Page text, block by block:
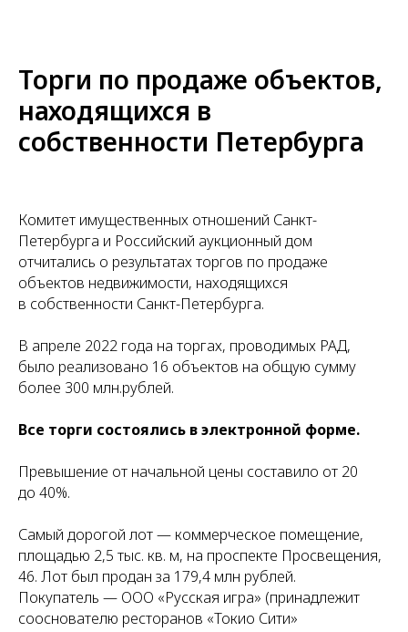
Торги по продаже объектов,
находящихся в
собственности Петербурга
Комитет имущественных отношений Санкт-
Петербурга и Российский аукционный дом
отчитались о результатах торгов по продаже
объектов недвижимости, находящихся
в собственности Санкт-Петербурга.
В апреле 2022 года на торгах, проводимых РАД,
было реализовано 16 объектов на общую сумму
более 300 млн.рублей.
Все торги состоялись в электронной форме.
Превышение от начальной цены составило от 20
до 40%.
Самый дорогой лот — коммерческое помещение,
площадью 2,5 тыс. кв. м, на проспекте Просвещения,
46. Лот был продан за 179,4 млн рублей.
Покупатель — ООО «Русская игра» (принадлежит
сооснователю ресторанов «Токио Сити»